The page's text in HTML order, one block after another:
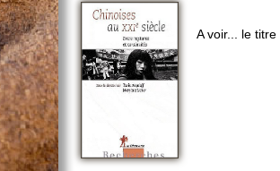
A voir... le